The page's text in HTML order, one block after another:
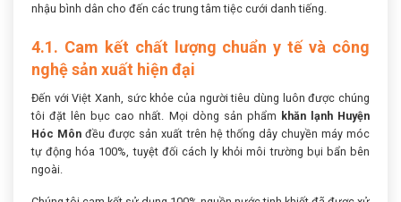
nhậu bình dân cho đến các trung tâm tiệc cưới danh tiếng.
4.1. Cam kết chất lượng chuẩn y tế và công
nghệ sản xuất hiện đại
Đến với Việt Xanh, sức khỏe của người tiêu dùng luôn được chúng
tôi đặt lên bục cao nhất. Mọi dòng sản phẩm khăn lạnh Huyện
Hóc Môn đều được sản xuất trên hệ thống dây chuyền máy móc
tự động hóa 100%, tuyệt đối cách ly khỏi môi trường bụi bẩn bên
ngoài.